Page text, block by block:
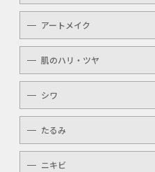
メンズ
キッズ
介護
レーザートーニング
顔・体のシミ取り
ピコレーザー
アートメイク
眉（アイブロウ）
唇（リップ）
メンズ
アイライン
肌のハリ・ツヤ
YAGシャワー
マッサージピール
ケミカルピーリング
シワ
ボトックスボツラックス
ボトックスビスタ
たるみ
YAGシャワー
ニキビ